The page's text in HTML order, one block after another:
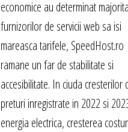
economice au determinat
furnizorilor de servicii web sa isi
mareasca tarifele, SpeedHost.ro
ramane un far de stabilitate si
accesibilitate. In ciuda cresterilor
preturi inregistrate in 2022 si
energia electrica, cresterea